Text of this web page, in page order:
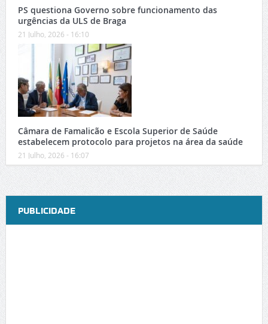
PS questiona Governo sobre funcionamento das
urgências da ULS de Braga
21 Julho, 2026 - 16:10
Câmara de Famalicão e Escola Superior de Saúde
estabelecem protocolo para projetos na área da saúde
21 Julho, 2026 - 16:07
PUBLICIDADE